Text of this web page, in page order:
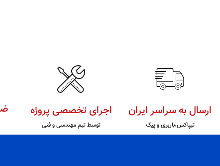
ارسال به سراسر ایران
تیپاکس،باربری و پیک
اجرای تخصصی پروژه
توسط تیم مهندسی و فنی